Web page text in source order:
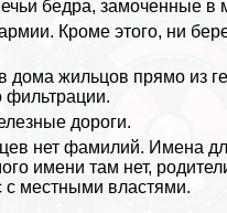
бедра, замоченные в
Кроме этого, ни
дома жильцов прямо из
фильтрации.
дороги.
нет фамилий. Имена
имени там нет,
с местными властями.